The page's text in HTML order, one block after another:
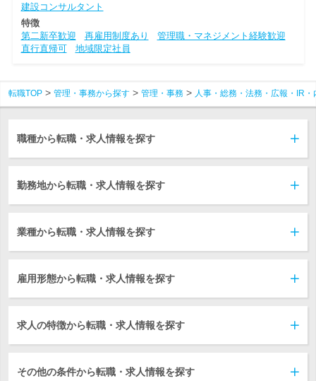
建設コンサルタント
特徴
第二新卒歓迎
再雇用制度あり
管理職・マネジメント経験歓迎
直行直帰可
地域限定社員
転職TOP 管理・事務から探す 管理・事務 人事・総務・法務・広報・IR・
職種から転職・求人情報を探す
勤務地から転職・求人情報を探す
業種から転職・求人情報を探す
雇用形態から転職・求人情報を探す
求人の特徴から転職・求人情報を探す
その他の条件から転職・求人情報を探す